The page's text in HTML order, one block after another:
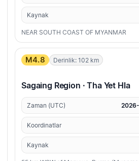
Kaynak
NEAR SOUTH COAST OF MYANMAR
M4.8 Derinlik: 102 km
Sagaing Region · Tha Yet Hla
Zaman (UTC)
Koordinatlar
Kaynak